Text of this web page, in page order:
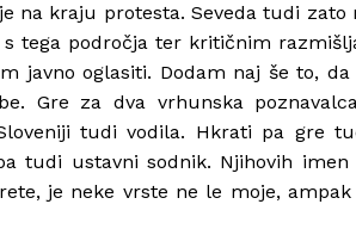
na kraju protesta. Seveda tudi
tega področja ter kritičnim
javno oglasiti. Dodam naj še to,
Gre za dva vrhunska
tudi vodila. Hkrati pa gre
tudi ustavni sodnik. Njihovih
je neke vrste ne le moje,